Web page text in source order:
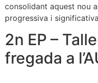
consolidant aquest nou
progressiva i
2n EP –
fregada a